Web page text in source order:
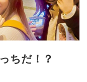
ちだ！？